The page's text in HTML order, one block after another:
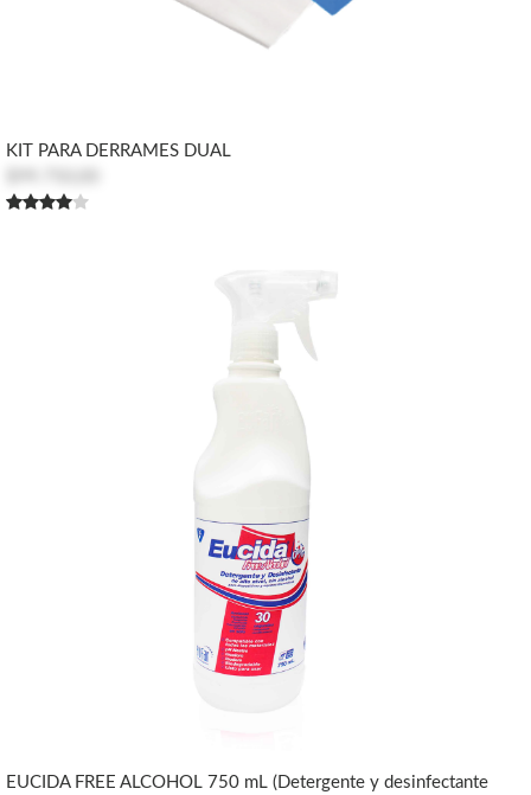
KIT PARA DERRAMES DUAL
EUCIDA FREE ALCOHOL 750 mL (Detergente y desinfectante